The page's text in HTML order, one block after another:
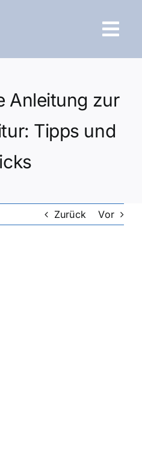
Anleitung zur
Tipps und
Zurück Vor